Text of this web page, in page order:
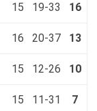
15 19-33 16
16 20-37 13
15 12-26 10
15 11-31 7